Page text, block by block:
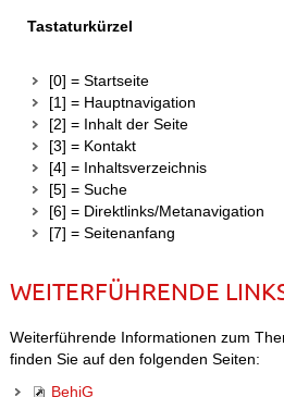
Tastaturkürzel
[0] = Startseite
[1] = Hauptnavigation
[2] = Inhalt der Seite
[3] = Kontakt
[4] = Inhaltsverzeichnis
[5] = Suche
[6] = Direktlinks/Metanavigation
[7] = Seitenanfang
WEITERFÜHRENDE
Weiterführende Informationen zum
finden Sie auf den folgenden Seiten:
BehiG